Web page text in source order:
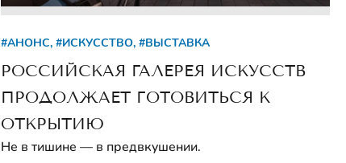
#АНОНС, #ИСКУССТВО, #ВЫСТАВКА
РОССИЙСКАЯ ГАЛЕРЕЯ ИСКУССТВ
ПРОДОЛЖАЕТ ГОТОВИТЬСЯ К
ОТКРЫТИЮ
Не в тишине — в предвкушении.